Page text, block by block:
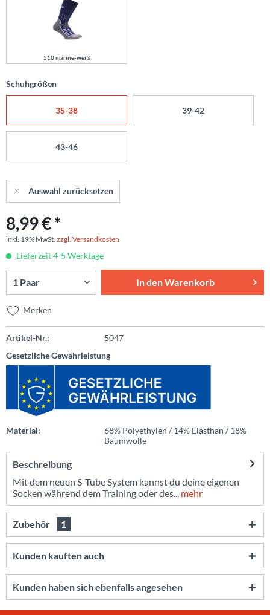
510 marine-weiß
Schuhgrößen
35-38 39-42
43-46
Auswahl zurücksetzen
8,99 € *
inkl. 19% MwSt. zzgl. Versandkosten
Lieferzeit 4-5 Werktage
In denWarenkorb
Merken
Artikel-Nr.:
5047
Gesetzliche Gewährleistung
Material:
68% Polyethylen / 14% Elasthan / 18%
Baumwolle
Beschreibung
Mit dem neuen S-Tube System kannst du deine eigenen
Socken während dem Training oder des... mehr
Zubehör 1
Kunden kauften auch
Kunden haben sich ebenfalls angesehen